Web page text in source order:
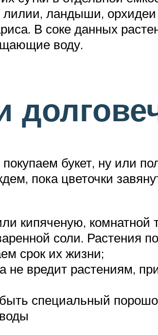
ландыши,
В соке данных
воду.
букет, ну или
пока цветочки
кипяченую, комнатной
соли. Растения
срок их жизни;
не вредит растениям,
специальный